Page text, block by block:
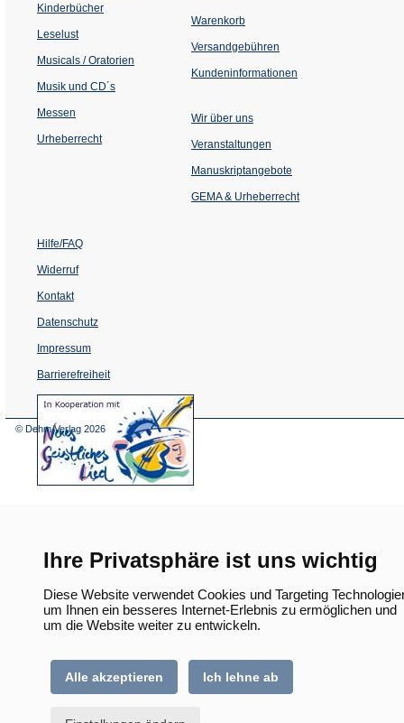
Ihre Privatsphäre ist uns wichtig
Diese Website verwendet Cookies und Targeting
um Ihnen ein besseres Internet-Erlebnis zu ermöglichen und
um die Website weiter zu entwickeln.
Alle akzeptieren Ich lehne ab
Kinderbücher
Leselust
Musicals / Oratorien
Musik und CD´s
Messen
Urheberrecht
Warenkorb
Versandgebühren
Kundeninformationen
Wir über uns
Veranstaltungen
einem
Tab)
Manuskriptangebote
GEMA & Urheberrecht
Hilfe/FAQ
Widerruf
Kontakt
Datenschutz
Impressum
Barrierefreiheit
(Öffnet
in
© Dehm Verlag 2026